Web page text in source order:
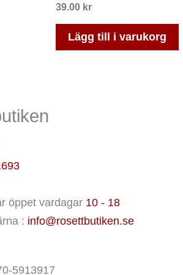
39.00 kr
Lägg till i varukorg
öppet vardagar 10 - 18
: info@rosettbutiken.se
5913917